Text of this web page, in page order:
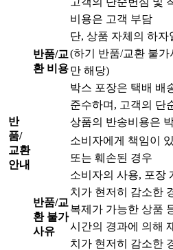
반
품/
교환
안내
반품/교
환 비용
비용은 고객 부담
단, 상품 자체의 하자
(하기 반품/교환 불
만 해당)
박스 포장은 택배 배
준수하며, 고객의 단
상품의 반송비용은
반품/교
환 불가
사유
소비자에게 책임이
또는 훼손된 경우
소비자의 사용, 포장
치가 현저히 감소한
복제가 가능한 상품
시간의 경과에 의해
치가 현저히 감소한